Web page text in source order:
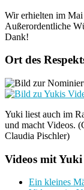
Wir erhielten im
Außerordentliche
Dank!
Ort des
Yuki liest auch im
und macht Videos.
Claudia Pischler)
Videos mit Yuki
Ein kleines